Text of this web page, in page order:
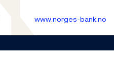
www.norges-bank.no